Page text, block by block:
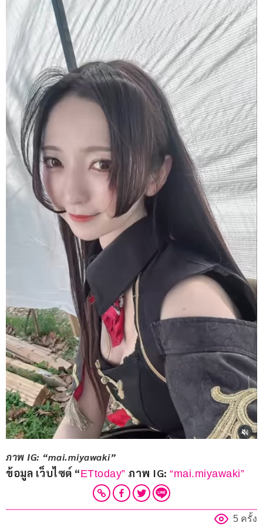
ภาพ IG: “mai.miyawaki”
ข้อมูล เว็บไซต์ “ETtoday” ภาพ IG: “mai.miyawaki”
5 ครั้ง